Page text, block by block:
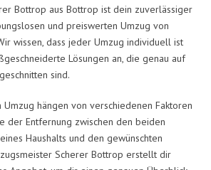
Bottrop aus Bottrop ist dein zuverlässiger
und preiswerten Umzug von
wissen, dass jeder Umzug individuell ist
Lösungen an, die genau auf
sind.
hängen von verschiedenen Faktoren
der Entfernung zwischen den beiden
Haushalts und den gewünschten
Scherer Bottrop erstellt dir